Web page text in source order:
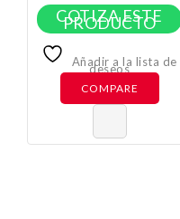
5
COTIZA ESTE
PRODUCTO
Añadir a la lista de
deseos
COMPARE